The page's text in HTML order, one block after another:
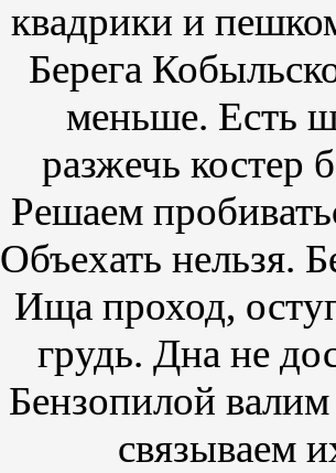
квадрики и
Берега
меньше. Есть
разжечь костер
Решаем
Объехать нельзя.
Ища проход,
грудь. Дна не
Бензопилой
связываем